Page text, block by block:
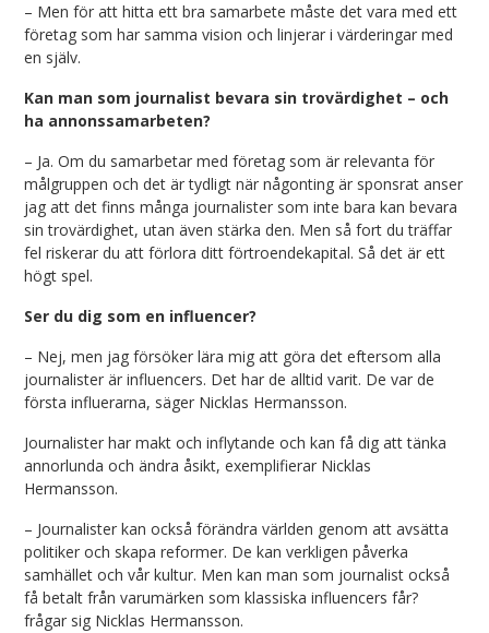
– Men för att hitta ett bra samarbete måste det vara med ett
företag som har samma vision och linjerar i värderingar med
en själv.
Kan man som journalist bevara sin trovärdighet – och
ha annonssamarbeten?
– Ja. Om du samarbetar med företag som är relevanta för
målgruppen och det är tydligt när någonting är sponsrat anser
jag att det finns många journalister som inte bara kan bevara
sin trovärdighet, utan även stärka den. Men så fort du träffar
fel riskerar du att förlora ditt förtroendekapital. Så det är ett
högt spel.
Ser du dig som en influencer?
– Nej, men jag försöker lära mig att göra det eftersom alla
journalister är influencers. Det har de alltid varit. De var de
första influerarna, säger Nicklas Hermansson.
Journalister har makt och inflytande och kan få dig att tänka
annorlunda och ändra åsikt, exemplifierar Nicklas
Hermansson.
– Journalister kan också förändra världen genom att avsätta
politiker och skapa reformer. De kan verkligen påverka
samhället och vår kultur. Men kan man som journalist också
få betalt från varumärken som klassiska influencers får?
frågar sig Nicklas Hermansson.